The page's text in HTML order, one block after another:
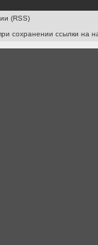
(RSS)
сохранении ссылки на